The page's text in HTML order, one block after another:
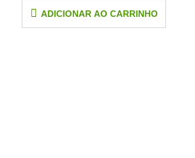
ADICIONAR AO CARRINHO